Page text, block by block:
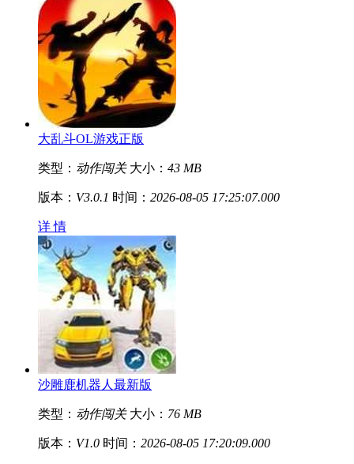
大乱斗OL游戏正版
类型： 动作闯关 大小： 43 MB
版本： V3.0.1 时间： 2026-08-05 17:25:07.000
详 情
沙雕鹿机器人最新版
类型： 动作闯关 大小： 76 MB
版本： V1.0 时间： 2026-08-05 17:20:09.000